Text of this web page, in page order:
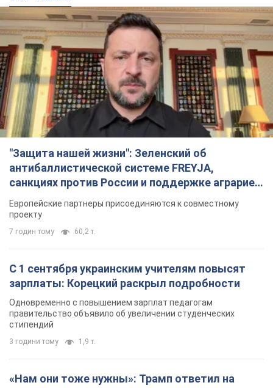
"Защита нашей жизни": Зеленский об
антибаллистической системе FREYJA,
санкциях против России и поддержке аграриев.
Видео
Европейские партнеры присоединяются к совместному
проекту
7 годин тому 60,2 т.
С 1 сентября украинским учителям повысят
зарплаты: Корецкий раскрыл подробности
Одновременно с повышением зарплат педагогам
правительство объявило об увеличении студенческих
стипендий
3 години тому 1,9 т.
«Нам они тоже нужны»: Трамп ответил на